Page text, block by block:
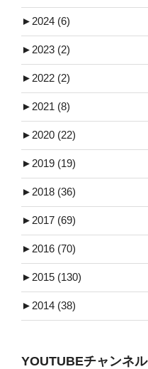
► 2024 (6)
► 2023 (2)
► 2022 (2)
► 2021 (8)
► 2020 (22)
► 2019 (19)
► 2018 (36)
► 2017 (69)
► 2016 (70)
► 2015 (130)
► 2014 (38)
YOUTUBEチャンネル